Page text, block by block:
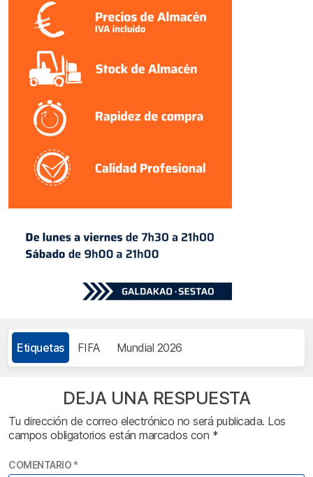
Etiquetas FIFA Mundial 2026
DEJA UNA RESPUESTA
Tu dirección de correo electrónico no será publicada. Los
campos obligatorios están marcados con *
COMENTARIO *